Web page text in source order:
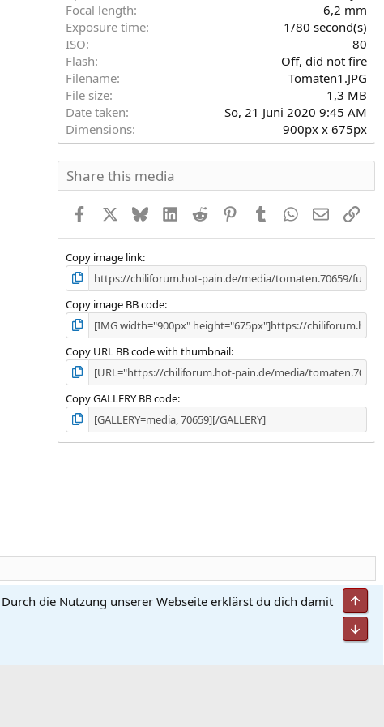
Focal length
6,2 mm
Exposure time
1/80 second(s)
ISO
80
Flash
Off, did not fire
Filename
Tomaten1.JPG
File size
1,3 MB
Date taken
So, 21 Juni 2020 9:45 AM
Dimensions
900px x 675px
Share this media
Facebook BlueskyLinkedInReddit PinterestTumblrWhatsApp
E-MailLink
Copy image link
Copy image BB code
Copy URL BB code with thumbnail
Copy GALLERY BB code
Nutzungsbedingungen Datenschutz Hilfe und Impressum Start
die Nutzung unserer Webseite erklärst du dich damit